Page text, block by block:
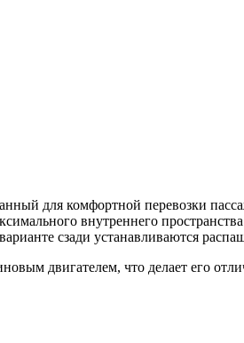
для комфортной перевозки
внутреннего
сзади устанавливаются
двигателем, что делает его